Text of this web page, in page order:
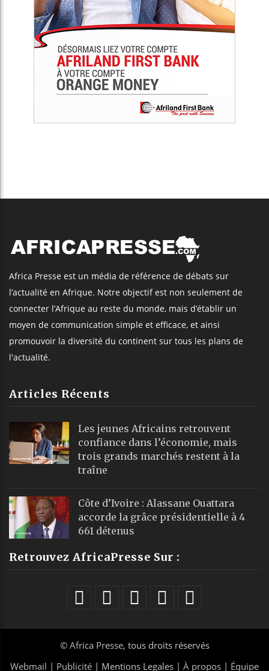
Africa Presse est un média de référence de débats sur
l’actualité en Afrique. Notre objectif est non seulement de
connecter l’Afrique au reste du monde, mais d’établir un
moyen de communication simple et efficace, et ainsi
promouvoir la diversité du continent sur tous les plans de
l'actualité.
Articles Récents
Les jeunes Africains retrouvent
confiance dans l’économie, mais
trois grands marchés restent à la
traîne
Côte d’Ivoire : Alassane Ouattara
accorde la grâce présidentielle à 4
661 détenus
Retrouvez AfricaPresse Sur :
© Africa Presse, tous droits réservés
Webmail | Publicité | Mentions Legales | À propos | Équipe